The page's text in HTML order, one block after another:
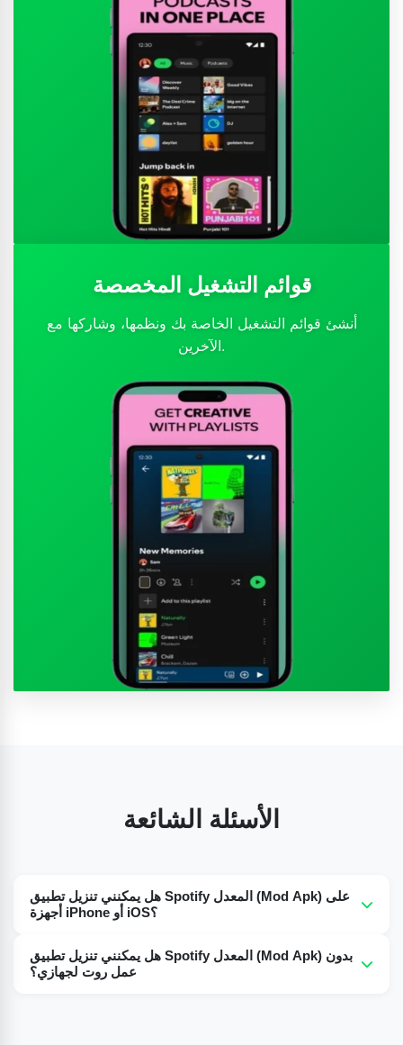
قوائم التشغيل المخصصة
أنشئ قوائم التشغيل الخاصة بك ونظمها، وشاركها مع
الآخرين.
الأسئلة الشائعة
هل يمكنني تنزيل تطبيق Spotify المعدل (Mod Apk) على
أجهزة iPhone أو iOS؟
متاح فقط على أجهزة أندرويد. لكن ربما يُصدر المطورون قريبًا
هل يمكنني تنزيل تطبيق Spotify المعدل (Mod Apk) بدون
عمل روت لجهازي؟